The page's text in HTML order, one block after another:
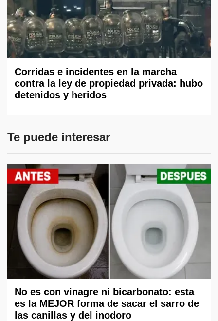
Corridas e incidentes en la marcha
contra la ley de propiedad privada: hubo
detenidos y heridos
Te puede interesar
No es con vinagre ni bicarbonato: esta
es la MEJOR forma de sacar el sarro de
las canillas y del inodoro